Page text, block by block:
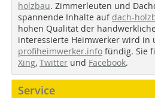
holzbau. Zimmerleuten und
spannende Inhalte auf dach-
hohen Qualität der
interessierte Heimwerker wird in
profiheimwerker.info fündig. Sie
Xing, Twitter und Facebook.
Service